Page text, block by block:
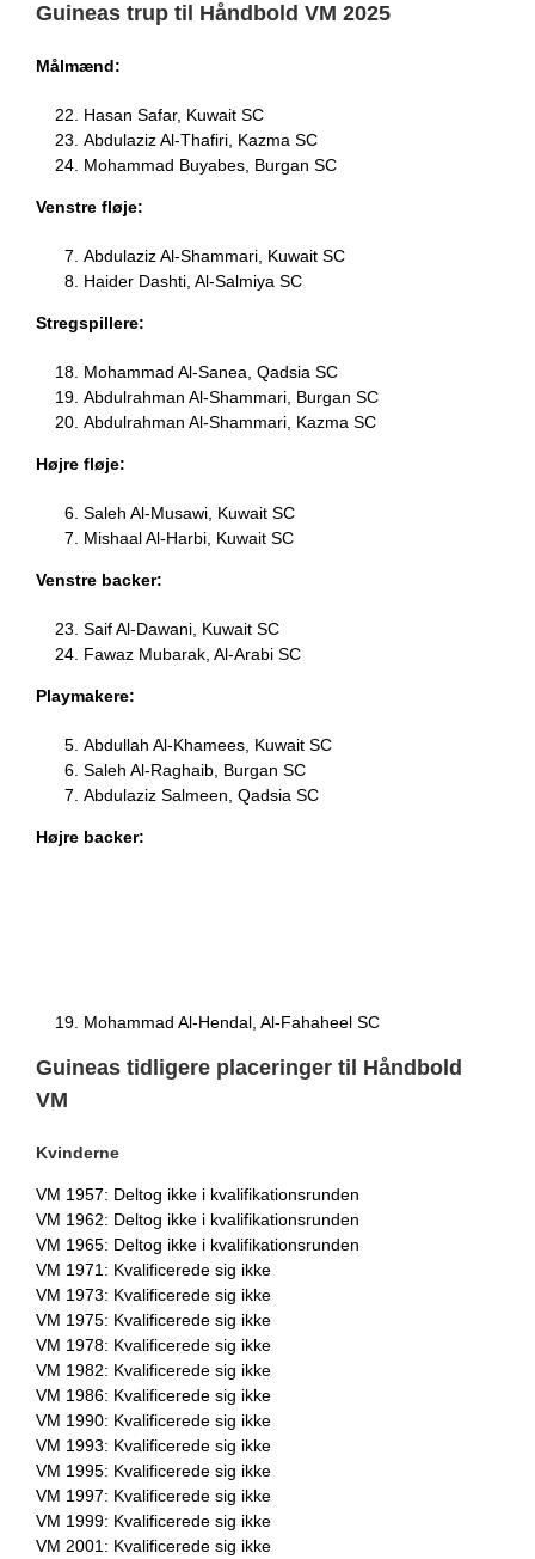
Guineas trup til Håndbold VM 2025
Målmænd:
Hasan Safar, Kuwait SC
Abdulaziz Al-Thafiri, Kazma SC
Mohammad Buyabes, Burgan SC
Venstre fløje:
Abdulaziz Al-Shammari, Kuwait SC
Haider Dashti, Al-Salmiya SC
Stregspillere:
Mohammad Al-Sanea, Qadsia SC
Abdulrahman Al-Shammari, Burgan SC
Abdulrahman Al-Shammari, Kazma SC
Højre fløje:
Saleh Al-Musawi, Kuwait SC
Mishaal Al-Harbi, Kuwait SC
Venstre backer:
Saif Al-Dawani, Kuwait SC
Fawaz Mubarak, Al-Arabi SC
Playmakere:
Abdullah Al-Khamees, Kuwait SC
Saleh Al-Raghaib, Burgan SC
Abdulaziz Salmeen, Qadsia SC
Højre backer:
Mohammad Al-Hendal, Al-Fahaheel SC
Guineas tidligere placeringer til Håndbold
VM
Kvinderne
VM 1957: Deltog ikke i kvalifikationsrunden
VM 1962: Deltog ikke i kvalifikationsrunden
VM 1965: Deltog ikke i kvalifikationsrunden
VM 1971: Kvalificerede sig ikke
VM 1973: Kvalificerede sig ikke
VM 1975: Kvalificerede sig ikke
VM 1978: Kvalificerede sig ikke
VM 1982: Kvalificerede sig ikke
VM 1986: Kvalificerede sig ikke
VM 1990: Kvalificerede sig ikke
VM 1993: Kvalificerede sig ikke
VM 1995: Kvalificerede sig ikke
VM 1997: Kvalificerede sig ikke
VM 1999: Kvalificerede sig ikke
VM 2001: Kvalificerede sig ikke